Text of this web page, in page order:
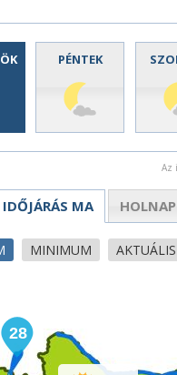
PÉNTEK
Az
MA HOLNAP
28
MINIMUM AKTUÁLIS